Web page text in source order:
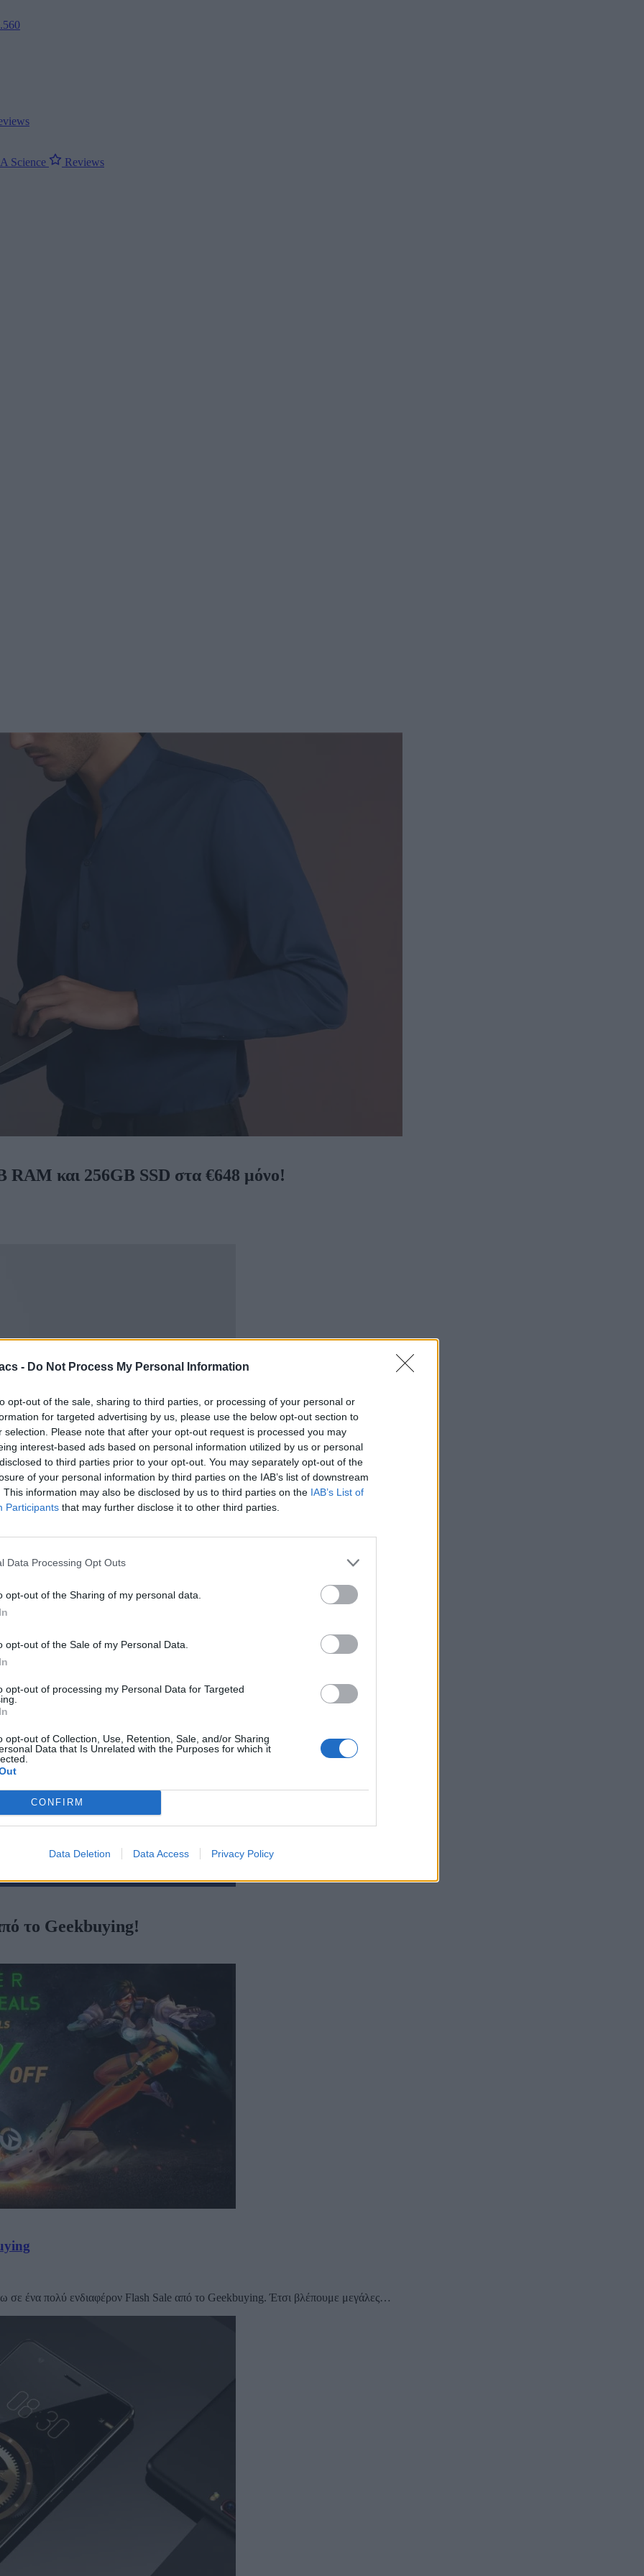
- Do Not Process My Personal Information
opt-out of the sale, sharing to third parties, or processing of your personal or
for targeted advertising by us, please use the below opt-out section to
selection. Please note that after your opt-out request is processed you may
interest-based ads based on personal information utilized by us or personal
to third parties prior to your opt-out. You may separately opt-out of the
of your personal information by third parties on the IAB’s list of downstream
This information may also be disclosed by us to third parties on the IAB’s List of
Participants that may further disclose it to other third parties.
Data Processing Opt Outs
opt-out of the Sharing of my personal data.
opt-out of the Sale of my Personal Data.
opt-out of processing my Personal Data for Targeted
opt-out of Collection, Use, Retention, Sale, and/or Sharing
Data that Is Unrelated with the Purposes for which it
CONFIRM
Data Deletion Data Access Privacy Policy
Science Reviews
και 256GB SSD στα €648 μόνο!
περιορισμένο αριθμό συσκευών
το Geekbuying!
σε ένα πολύ ενδιαφέρον Flash Sale από το Geekbuying. Έτσι βλέπουμε μεγάλες…